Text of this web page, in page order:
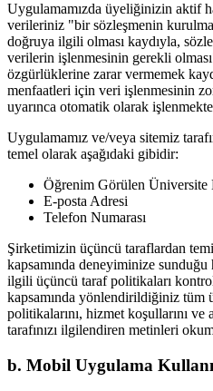
Uygulamamızda üyeliğinizin aktif
verileriniz "bir sözleşmenin
doğruya ilgili olması kaydıyla,
verilerin işlenmesinin gerekli
özgürlüklerine zarar vermemek
menfaatleri için veri işlenmesinin
uyarınca otomatik olarak
Uygulamamız ve/veya sitemiz
temel olarak aşağıdaki gibidir:
Öğrenim Görülen Üniversite
E-posta Adresi
Telefon Numarası
Şirketimizin üçüncü taraflardan
kapsamında deneyiminize sunduğu
ilgili üçüncü taraf politikaları
kapsamında yönlendirildiğiniz tüm
politikalarını, hizmet koşullarını
tarafınızı ilgilendiren metinleri
b. Mobil Uygulama